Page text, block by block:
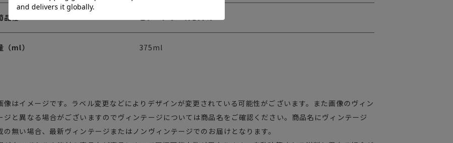
種
（ml） 375ml
はイメージです。ラベル変更などによりデザインが変更されている可能性がございます。また画像のヴィン
ジと異なる場合がございますのでヴィンテージについては商品名をご確認ください。商品名にヴィンテージ
の無い場合、最新ヴィンテージまたはノンヴィンテージでのお届けとなります。